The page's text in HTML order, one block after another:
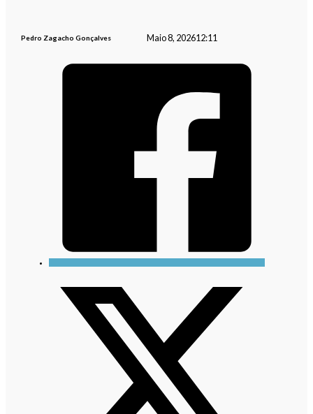
Pedro Zagacho Gonçalves Maio 8, 202612:11